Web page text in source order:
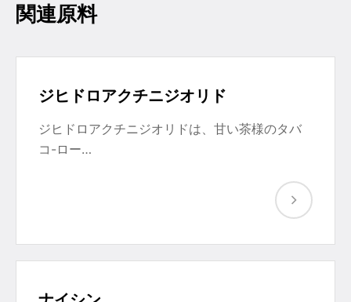
関連原料
ジヒドロアクチニジオリド
ジヒドロアクチニジオリドは、甘い茶様のタバ
コ-ロー…